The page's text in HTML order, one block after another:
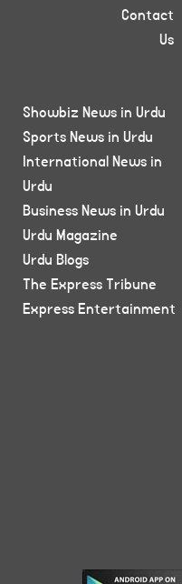
Contact
Us
Showbiz News in Urdu
Sports News in Urdu
International News in
Urdu
Business News in Urdu
Urdu Magazine
Urdu Blogs
The Express Tribune
Express Entertainment